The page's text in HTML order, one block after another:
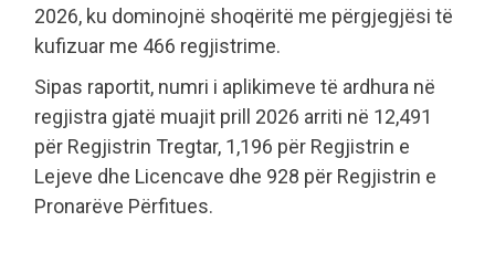
2026, ku dominojnë shoqëritë me përgjegjësi të
kufizuar me 466 regjistrime.
Sipas raportit, numri i aplikimeve të ardhura në
regjistra gjatë muajit prill 2026 arriti në 12,491
për Regjistrin Tregtar, 1,196 për Regjistrin e
Lejeve dhe Licencave dhe 928 për Regjistrin e
Pronarëve Përfitues.